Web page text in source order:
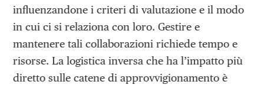
influenzandone i criteri di valutazione e il modo
in cui ci si relaziona con loro. Gestire e
mantenere tali collaborazioni richiede tempo e
risorse. La logistica inversa che ha l’impatto più
diretto sulle catene di approvvigionamento è